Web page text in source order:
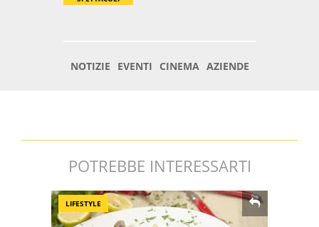
POTREBBE INTERESSARTI
LIFESTYLE